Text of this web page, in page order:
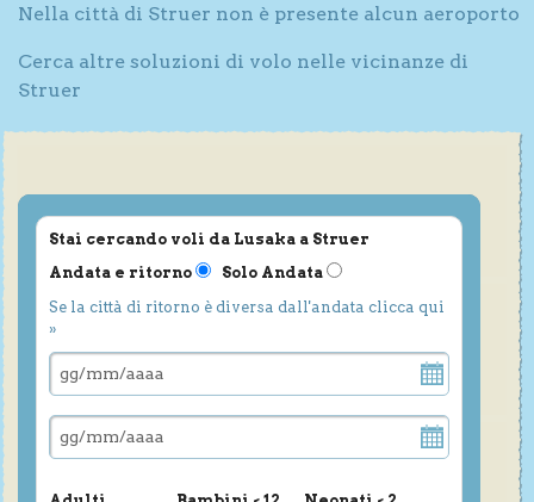
Nella città di Struer non è presente alcun aeroporto
Cerca altre soluzioni di volo nelle vicinanze di
Struer
Stai cercando voli da Lusaka a Struer
Andata e ritorno
Solo Andata
Se la città di ritorno è diversa dall'andata clicca qui
»